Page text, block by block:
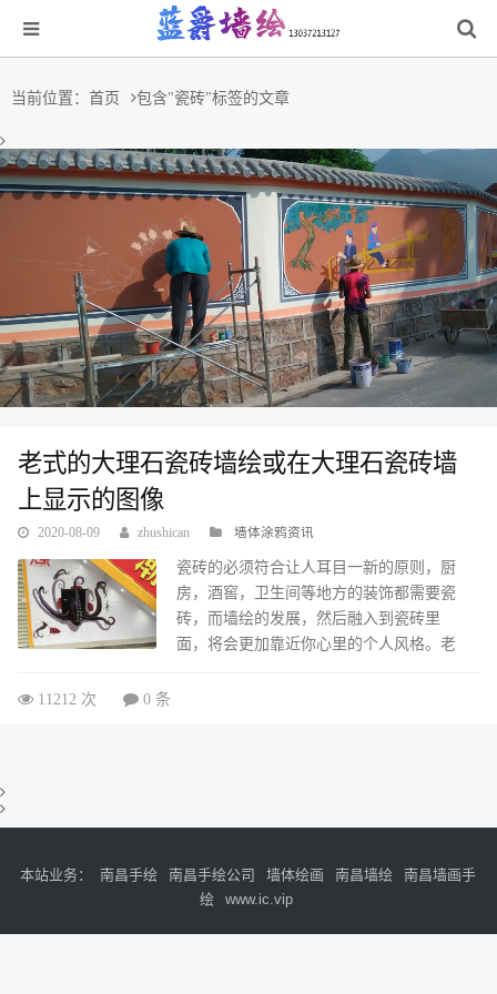
当前位置： 首页 包含"瓷砖"标签的文章
老式的大理石瓷砖墙绘或在大理石瓷砖墙
上显示的图像
2020-08-09 zhushican 墙体涂鸦资讯
瓷砖的必须符合让人耳目一新的原则，厨
房，酒窖，卫生间等地方的装饰都需要瓷
砖，而墙绘的发展，然后融入到瓷砖里
面，将会更加靠近你心里的个人风格。老
的阴影，刻痕，裂缝和圆边的大理石的质
量，使墙绘真正成为瓷砖的一部分。香
11212 次 0 条
本站业务： 南昌手绘 南昌手绘公司 墙体绘画 南昌墙绘
南昌墙画手
绘
www.ic.vip